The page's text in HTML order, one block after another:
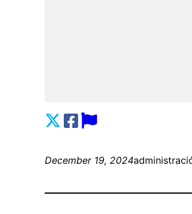
December 19, 2024